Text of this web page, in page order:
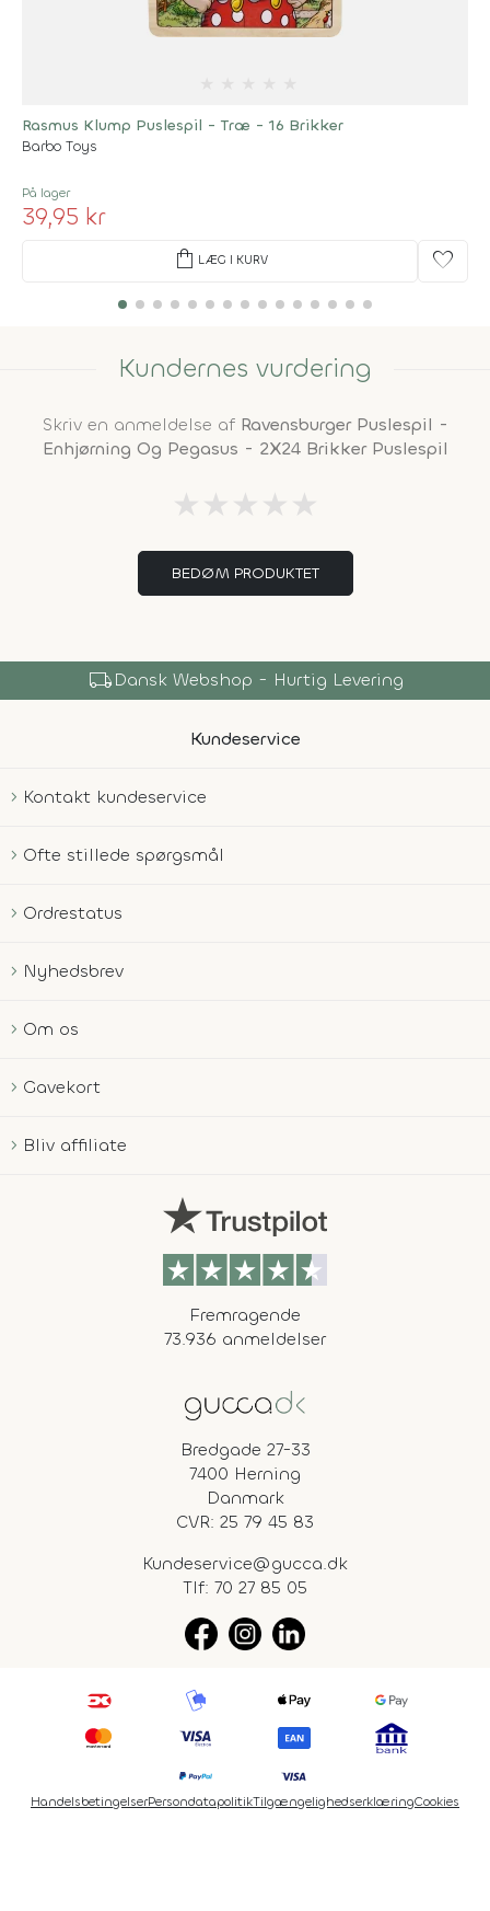
Rasmus Klump Puslespil - Træ - 16 Brikker
Barbo Toys
På lager
39,95 kr
shopping_bag LÆG I KURV favorite
Kundernes vurdering
Skriv en anmeldelse af Ravensburger Puslespil -
Enhjørning Og Pegasus - 2X24 Brikker Puslespil
★ ★ ★ ★ ★
BEDØM PRODUKTET
local_shippingDansk Webshop - Hurtig Levering
Kundeservice
Kontakt kundeservice
Ofte stillede spørgsmål
Ordrestatus
Nyhedsbrev
Om os
Gavekort
Bliv affiliate
Fremragende
73.936 anmeldelser
Bredgade 27-33
7400 Herning
Danmark
CVR: 25 79 45 83
Kundeservice@gucca.dk
Tlf: 70 27 85 05
HandelsbetingelserPersondatapolitikTilgængelighedserklæringCookies